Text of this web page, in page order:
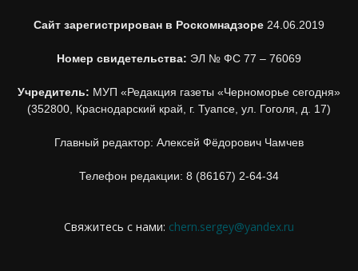
Сайт зарегистрирован в Роскомнадзоре 24.06.2019
Номер свидетельства: ЭЛ № ФС 77 – 76069
Учредитель: МУП «Редакция газеты «Черноморье сегодня»
(352800, Краснодарский край, г. Туапсе, ул. Гоголя, д. 17)
Главный редактор: Алексей Фёдорович Чамчев
Телефон редакции: 8 (86167) 2-64-34
Свяжитесь с нами: chern.sergey@yandex.ru